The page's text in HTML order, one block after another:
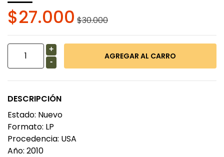
$27.000 $30.000
+
-
DESCRIPCIÓN
Estado: Nuevo
Formato: LP
Procedencia: USA
Año: 2010